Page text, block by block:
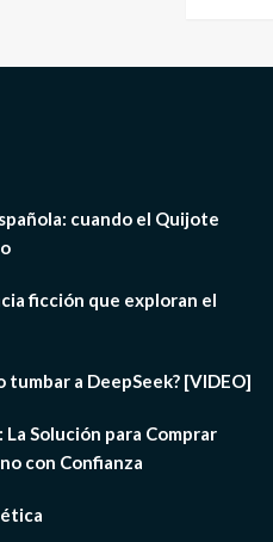
cuando el Quijote
ficción que exploran el
a DeepSeek? [VIDEO]
Solución para Comprar
con Confianza